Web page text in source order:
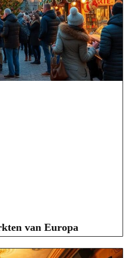
van Europa